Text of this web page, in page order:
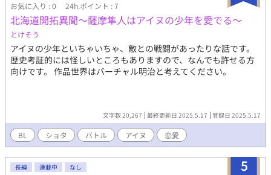
お気に入り : 0 24h.ポイント : 7
北海道開拓異聞～薩摩隼人はアイヌの少年を愛でる～
とけそう
アイヌの少年といちゃいちゃ、敵との戦闘があったりな話です。
歴史考証的には怪しいところもありますので、なんでも許せる方
向けです。 作品世界はバーチャル明治と考えてください。
文字数 20,267 最終更新日 2025.5.17 登録日 2025.5.17
BL ショタ バトル アイヌ 恋愛
5
長編 連載中 なし